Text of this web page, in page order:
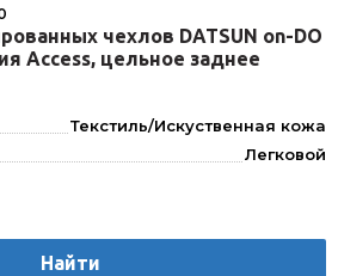
чехлов DATSUN on-DO
Access, цельное заднее
Текстиль/Искуственная кожа
Легковой
Найти